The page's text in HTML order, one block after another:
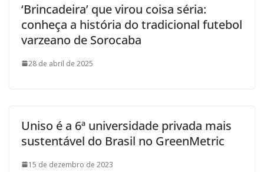
‘Brincadeira’ que virou coisa séria:
conheça a história do tradicional futebol
varzeano de Sorocaba
28 de abril de 2025
Uniso é a 6ª universidade privada mais
sustentável do Brasil no GreenMetric
15 de dezembro de 2023